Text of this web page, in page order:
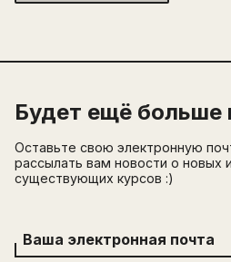
Будет ещё больше
Оставьте свою электронную
рассылать вам новости о новых
существующих курсов :)
Ваша электронная почта